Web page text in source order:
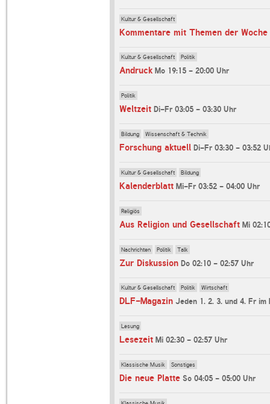
Kultur & Gesellschaft
Kommentare mit Themen der Woche
Kultur & Gesellschaft Politik
Andruck Mo 19:15 - 20:00 Uhr
Politik
Weltzeit Di-Fr 03:05 - 03:30 Uhr
Bildung Wissenschaft & Technik
Forschung aktuell Di-Fr 03:30 - 03:52
Kultur & Gesellschaft Bildung
Kalenderblatt Mi-Fr 03:52 - 04:00 Uhr
Religiös
Aus Religion und Gesellschaft Mi
Nachrichten Politik Talk
Zur Diskussion Do 02:10 - 02:57 Uhr
Kultur & Gesellschaft Politik Wirtschaft
DLF-Magazin Jeden 1. 2. 3. und 4. Fr
Lesung
Lesezeit Mi 02:30 - 02:57 Uhr
Klassische Musik Sonstiges
Die neue Platte So 04:05 - 05:00 Uhr